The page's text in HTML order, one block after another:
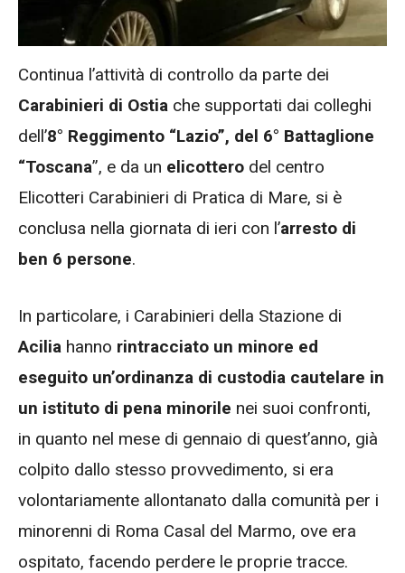
Continua l’attività di controllo da parte dei
Carabinieri di Ostia che supportati dai colleghi
dell’8° Reggimento “Lazio”, del 6° Battaglione
“Toscana”, e da un elicottero del centro
Elicotteri Carabinieri di Pratica di Mare, si è
conclusa nella giornata di ieri con l’arresto di
ben 6 persone.
In particolare, i Carabinieri della Stazione di
Acilia hanno rintracciato un minore ed
eseguito un’ordinanza di custodia cautelare in
un istituto di pena minorile nei suoi confronti,
in quanto nel mese di gennaio di quest’anno, già
colpito dallo stesso provvedimento, si era
volontariamente allontanato dalla comunità per i
minorenni di Roma Casal del Marmo, ove era
ospitato, facendo perdere le proprie tracce.